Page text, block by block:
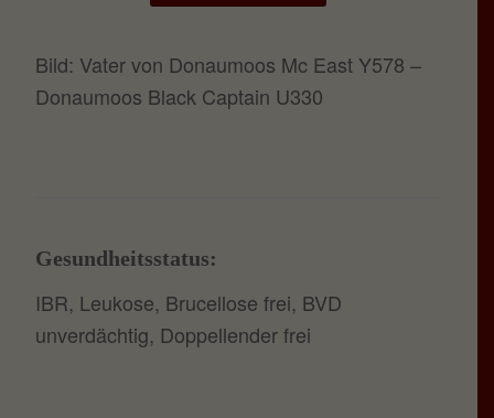
Bild: Vater von Donaumoos Mc East Y578 –
Donaumoos Black Captain U330
Gesundheitsstatus:
IBR, Leukose, Brucellose frei, BVD
unverdächtig, Doppellender frei